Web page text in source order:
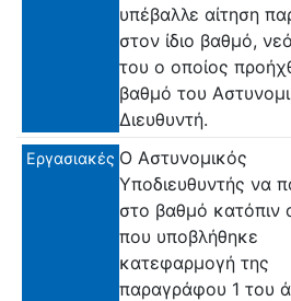
υπέβαλλε αίτηση
στον ίδιο βαθμό,
του ο οποίος
βαθμό του
Διευθυντή.
Εργασιακές Ο Αστυνομικός
Υποδιευθυντής να
στο βαθμό κατόπιν
που υποβλήθηκε
κατεφαρμογή της
παραγράφου 1 του